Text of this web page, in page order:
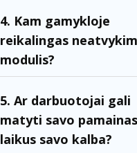
4. Kam gamykloje
reikalingas
modulis?
5. Ar darbuotojai gali
matyti savo
laikus savo kalba?